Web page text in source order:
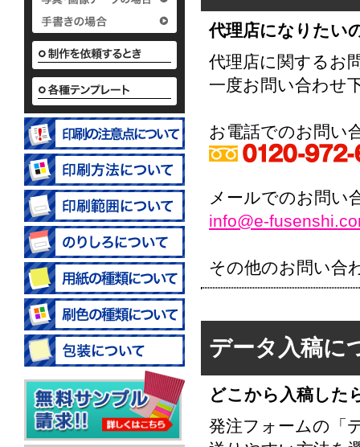
51.03
30,000
代理店になりたい
代理店に関するお
一度お問い合わせ
お電話でのお問い
メールでのお問い
info@e-
その他のお問い
データ入稿に
どこから入稿した
発注フォームの「